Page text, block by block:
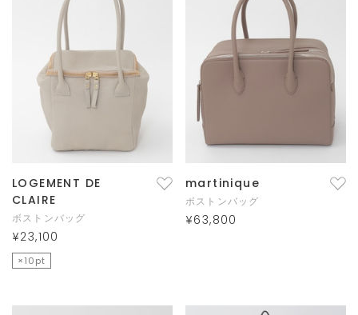
LOGEMENT DE
CLAIRE
ボストンバッグ
¥23,100
×10pt
martinique
ボストンバッグ
¥63,800